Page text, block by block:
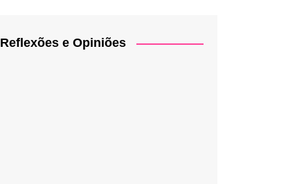
Reflexões e Opiniões